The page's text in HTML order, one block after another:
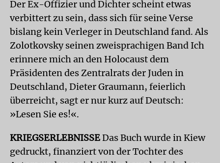
Der Ex-Offizier und Dichter scheint etwas
verbittert zu sein, dass sich für seine Verse
bislang kein Verleger in Deutschland fand. Als
Zolotkovsky seinen zweisprachigen Band Ich
erinnere mich an den Holocaust dem
Präsidenten des Zentralrats der Juden in
Deutschland, Dieter Graumann, feierlich
überreicht, sagt er nur kurz auf Deutsch:
»Lesen Sie es!«.
KRIEGSERLEBNISSEDas Buch wurde in Kiew
gedruckt, finanziert von der Tochter des